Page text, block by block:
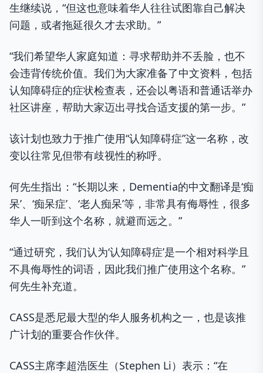
生继续说，“但这也意味着华人往往试图靠自己解决
问题，或者拖延很久才去求助。”
“我们希望华人家庭知道：寻求帮助并不丢脸，也不
会违背传统价值。我们为大家准备了中文资料，包括
认知障碍症的症状检查表，还会以粤语和普通话举办
社区讲座，帮助大家迈出寻找合适支援的第一步。”
该计划也致力于推广使用“认知障碍症”这一名称，改
变以往常见但带有歧视性的称呼。
何先生指出：“长期以来，Dementia的中文翻译是‘痴
呆’、‘痴呆症’、‘老人痴呆’等，非常具有侮辱性，很多
华人一听到这个名称，就避而远之。”
“通过研究，我们认为‘认知障碍症’是一个相对科学且
不具侮辱性的词语，因此我们推广使用这个名称。”
何先生补充道。
CASS是悉尼最大型的华人服务机构之一，也是该推
广计划的重要合作伙伴。
CASS主席李超浩医生（Stephen Li）表示：“在